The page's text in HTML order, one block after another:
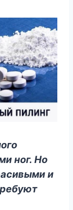
ног. Но
и